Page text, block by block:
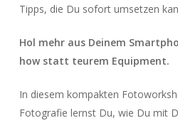
Tipps, die Du sofort umsetzen
Hol mehr aus Deinem
how statt teurem Equipment.
In diesem kompakten
Fotografie lernst Du, wie Du mit